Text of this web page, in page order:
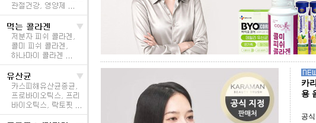
카
용
공